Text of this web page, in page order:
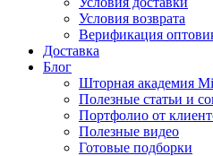
Условия возврата
Верификация
Доставка
Блог
Шторная академия
Полезные статьи и
Портфолио от
Полезные видео
Готовые подборки